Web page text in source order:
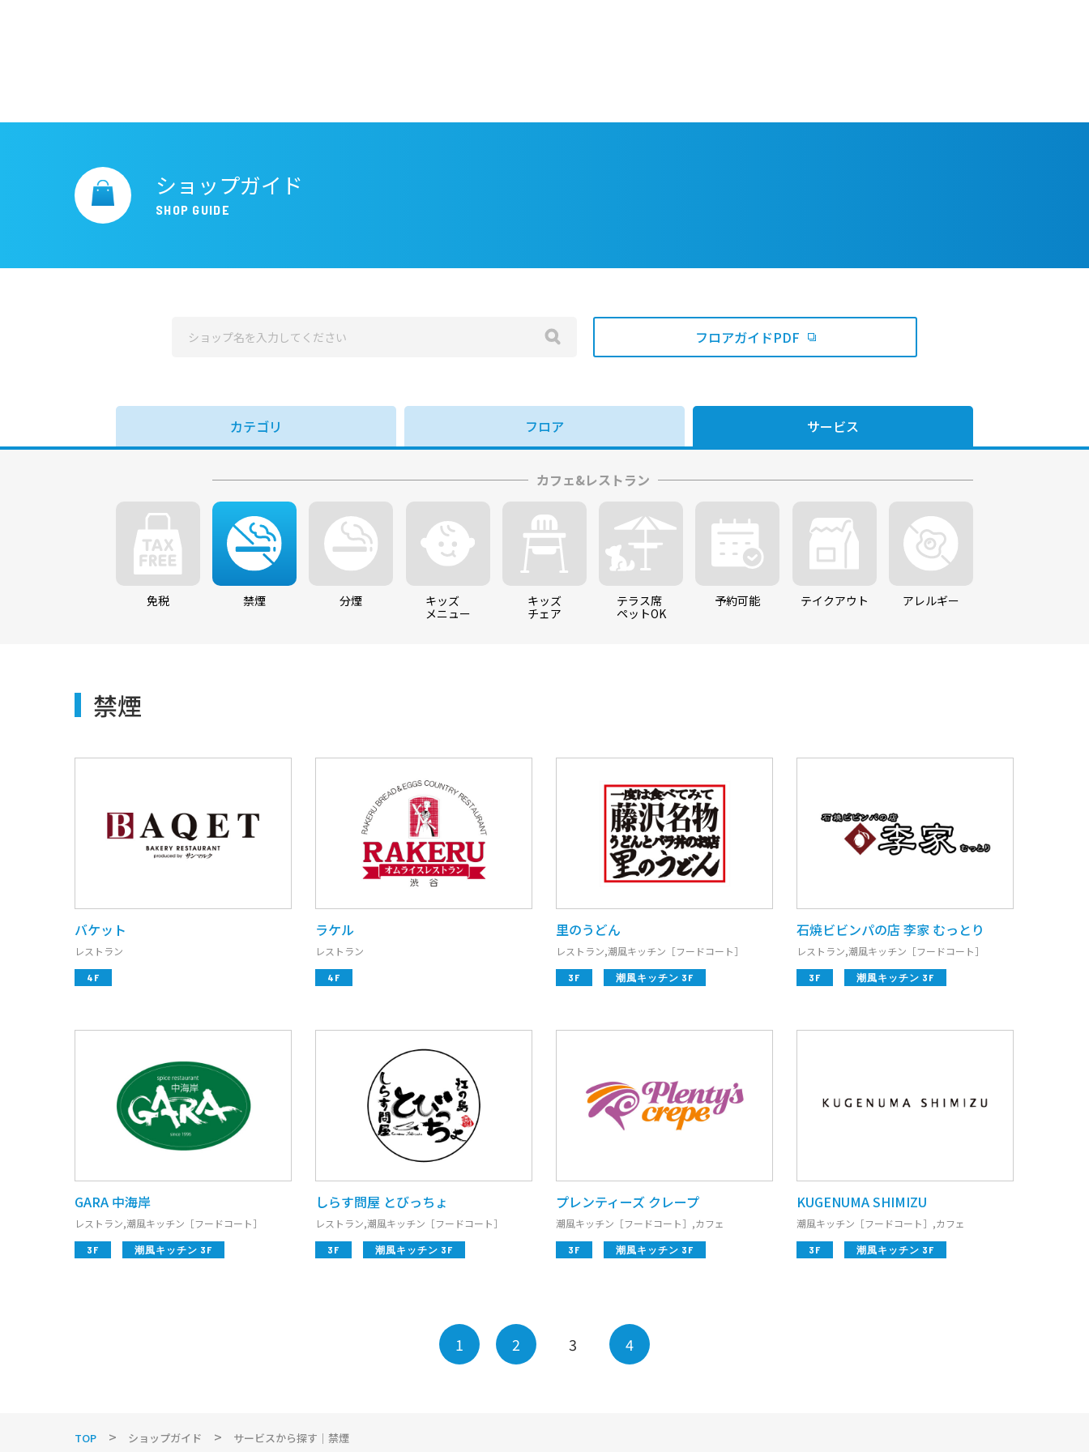
スタッフ募集
ご利用案内
お知らせ
お問い合わせ 会社案内 サイトマップ
Terrace Mall Shonan Official Account
閉じる
ショップガイド
SHOP GUIDE
フロアガイドPDF
カテゴリ フロア サービス
免税
カフェ&レストラン
禁煙 分煙
キッズ
メニュー
キッズ
チェア
テラス席
ペットOK
予約可能 テイクアウト アレルギー
禁煙
バケット
レストラン
4F
ラケル
レストラン
4F
里のうどん
レストラン,潮風キッチン［フードコート］
3F 潮風キッチン 3F
石焼ビビンパの店 李家 むっとり
レストラン,潮風キッチン［フードコート］
3F 潮風キッチン 3F
GARA 中海岸
レストラン,潮風キッチン［フードコート］
3F 潮風キッチン 3F
しらす問屋 とびっちょ
レストラン,潮風キッチン［フードコート］
3F 潮風キッチン 3F
プレンティーズ クレープ
潮風キッチン［フードコート］,カフェ
3F 潮風キッチン 3F
KUGENUMA SHIMIZU
潮風キッチン［フードコート］,カフェ
3F 潮風キッチン 3F
1 2 3 4
TOP ショップガイド サービスから探す｜禁煙